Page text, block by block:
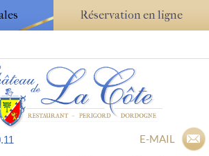
Réservation en ligne
E-MAIL